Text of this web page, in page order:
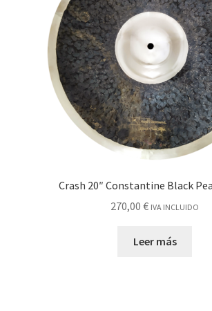
Crash 20″ Constantine Black
270,00 € IVA INCLUIDO
Leer más